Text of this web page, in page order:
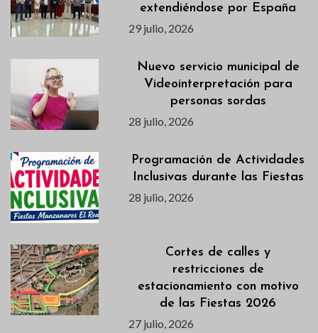
extendiéndose por España
29 julio, 2026
Nuevo servicio municipal de
Videointerpretación para
personas sordas
28 julio, 2026
Programación de Actividades
Inclusivas durante las Fiestas
28 julio, 2026
Cortes de calles y
restricciones de
estacionamiento con motivo
de las Fiestas 2026
27 julio, 2026